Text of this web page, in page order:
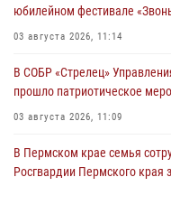
юбилейном фестивале
03 августа 2026, 11:14
В СОБР «Стрелец»
прошло патриотическое
03 августа 2026, 11:09
В Пермском крае семья
Росгвардии Пермского края